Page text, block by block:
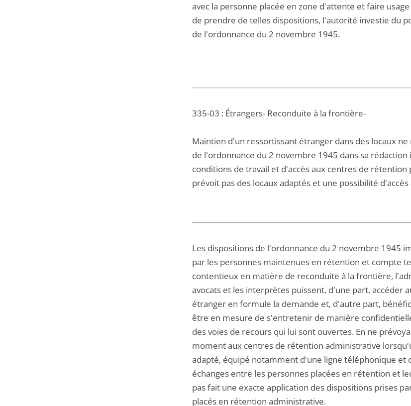
avec la personne placée en zone d'attente et faire
de prendre de telles dispositions, l'autorité investie du
de l'ordonnance du 2 novembre 1945.
335-03 : Étrangers- Reconduite à la frontière-
Maintien d'un ressortissant étranger dans des locaux
de l'ordonnance du 2 novembre 1945 dans sa
conditions de travail et d'accès aux centres de
prévoit pas des locaux adaptés et une possibilité
Les dispositions de l'ordonnance du 2 novembre 1945
par les personnes maintenues en rétention et compte
contentieux en matière de reconduite à la frontière,
avocats et les interprètes puissent, d'une part,
étranger en formule la demande et, d'autre part,
être en mesure de s'entretenir de manière
des voies de recours qui lui sont ouvertes. En ne
moment aux centres de rétention administrative
adapté, équipé notamment d'une ligne téléphonique
échanges entre les personnes placées en rétention et
pas fait une exacte application des dispositions prises
placés en rétention administrative.